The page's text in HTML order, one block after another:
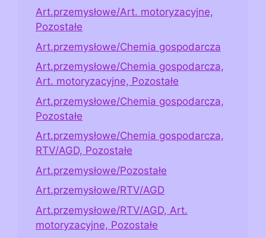
Art.przemysłowe/Art. motoryzacyjne,
Pozostałe
Art.przemysłowe/Chemia gospodarcza
Art.przemysłowe/Chemia gospodarcza,
Art. motoryzacyjne, Pozostałe
Art.przemysłowe/Chemia gospodarcza,
Pozostałe
Art.przemysłowe/Chemia gospodarcza,
RTV/AGD, Pozostałe
Art.przemysłowe/Pozostałe
Art.przemysłowe/RTV/AGD
Art.przemysłowe/RTV/AGD, Art.
motoryzacyjne, Pozostałe